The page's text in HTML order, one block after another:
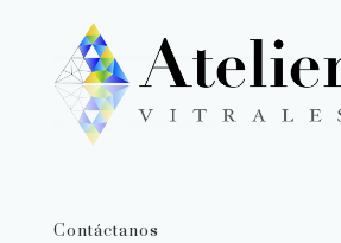
Contáctanos